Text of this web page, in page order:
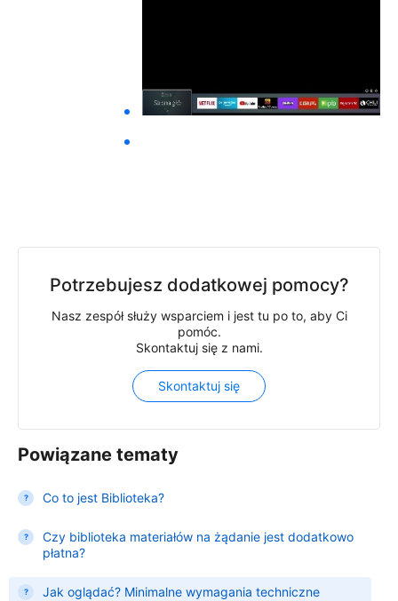
Powiązane tematy
Co to jest Biblioteka?
Czy biblioteka materiałów na żądanie jest dodatkowo
płatna?
Jak oglądać? Minimalne wymagania techniczne
Potrzebujesz dodatkowej pomocy?
Nasz zespół służy wsparciem i jest tu po to, aby Ci
pomóc.
Skontaktuj się z nami.
Skontaktuj się